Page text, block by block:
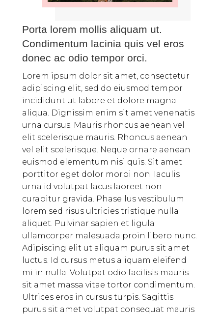
Porta lorem mollis aliquam ut.
Condimentum lacinia quis vel eros
donec ac odio tempor orci.
Lorem ipsum dolor sit amet, consectetur
adipiscing elit, sed do eiusmod tempor
incididunt ut labore et dolore magna
aliqua. Dignissim enim sit amet venenatis
urna cursus. Mauris rhoncus aenean vel
elit scelerisque mauris. Rhoncus aenean
vel elit scelerisque. Neque ornare aenean
euismod elementum nisi quis. Sit amet
porttitor eget dolor morbi non. Iaculis
urna id volutpat lacus laoreet non
curabitur gravida. Phasellus vestibulum
lorem sed risus ultricies tristique nulla
aliquet. Pulvinar sapien et ligula
ullamcorper malesuada proin libero nunc.
Adipiscing elit ut aliquam purus sit amet
luctus. Id cursus metus aliquam eleifend
mi in nulla. Volutpat odio facilisis mauris
sit amet massa vitae tortor condimentum.
Ultrices eros in cursus turpis. Sagittis
purus sit amet volutpat consequat mauris